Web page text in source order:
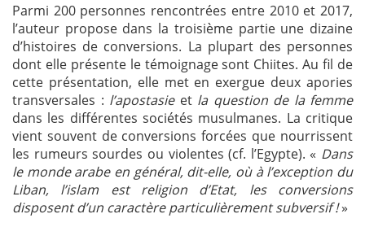
Parmi 200 personnes rencontrées entre 2010 et 2017,
l’auteur propose dans la troisième partie une dizaine
d’histoires de conversions. La plupart des personnes
dont elle présente le témoignage sont Chiites. Au fil de
cette présentation, elle met en exergue deux apories
transversales : l’apostasie et la question de la femme
dans les différentes sociétés musulmanes. La critique
vient souvent de conversions forcées que nourrissent
les rumeurs sourdes ou violentes (cf. l’Egypte). « Dans
le monde arabe en général, dit-elle, où à l’exception du
Liban, l’islam est religion d’Etat, les conversions
disposent d’un caractère particulièrement subversif !»